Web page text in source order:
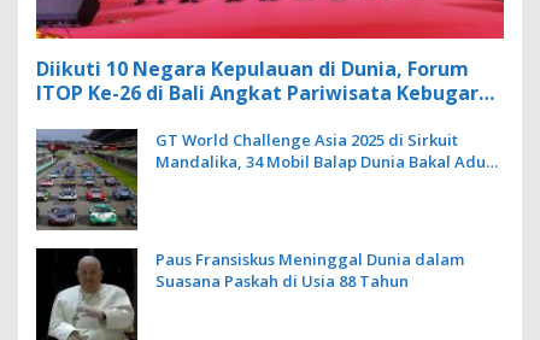
Diikuti 10 Negara Kepulauan di Dunia, Forum
ITOP Ke-26 di Bali Angkat Pariwisata Kebugaran
GT World Challenge Asia 2025 di Sirkuit
Mandalika, 34 Mobil Balap Dunia Bakal Adu
Paus Fransiskus Meninggal Dunia dalam
Suasana Paskah di Usia 88 Tahun